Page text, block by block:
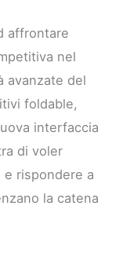
affrontare
nel
avanzate del
foldable,
interfaccia
di voler
rispondere a
la catena